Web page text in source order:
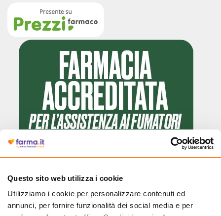
Questo sito web utilizza i cookie
Utilizziamo i cookie per personalizzare contenuti ed
annunci, per fornire funzionalità dei social media e per
Cliccando il badge, puoi verificare che Farma.it è un'entità regolarmente
autorizzata dal Ministero della Salute a effettuare la vendita online di